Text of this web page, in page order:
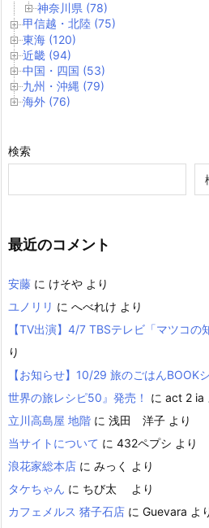
神奈川県 (78)
甲信越・北陸 (75)
東海 (120)
近畿 (94)
中国・四国 (53)
九州・沖縄 (79)
海外 (76)
検索
最近のコメント
安藤 に けそや より
ユノリリ に へべれけ より
【TV出演】4/7 TBSテレビ「マツコの
り
【お知らせ】10/29 旅のごはんBOOK
世界の旅レシピ50』発売！
に act 2 ia
立川高島屋 地階 に 浅田 洋子 より
当サイトについて に 432ペプシ より
浪花家総本店 に みっく より
タケちゃん に ちび太
より
カフェメルス 猪子石店 に Guevara よ